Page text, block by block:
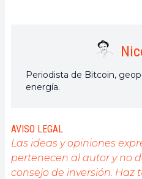
Periodista de Bitcoin,
energía.
AVISO LEGAL
Las ideas y opiniones
pertenecen al autor y no
consejo de inversión. Haz